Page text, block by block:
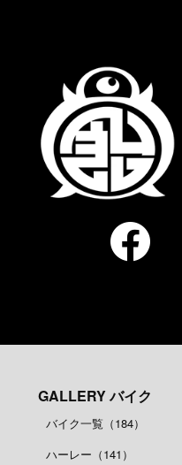
GALLERY バイク
バイク一覧（184）
ハーレー（141）